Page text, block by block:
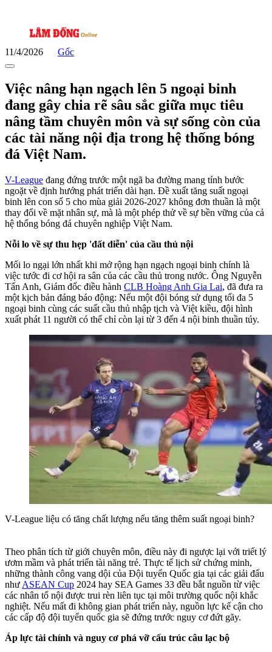
11/4/2026 Gốc
Việc nâng hạn ngạch lên 5 ngoại binh
đang gây chia rẽ sâu sắc giữa mục tiêu
nâng tầm chuyên môn và sự sống còn của
các tài năng nội địa trong hệ thống bóng
đá Việt Nam.
V-League đang đứng trước một ngã ba đường mang tính bước
ngoặt về định hướng phát triển dài hạn. Đề xuất tăng suất ngoại
binh lên con số 5 cho mùa giải 2026-2027 không đơn thuần là một
thay đổi về mặt nhân sự, mà là một phép thử về sự bền vững của cả
hệ thống bóng đá chuyên nghiệp Việt Nam.
Nỗi lo về sự thu hẹp 'đất diễn' của cầu thủ nội
Mối lo ngại lớn nhất khi mở rộng hạn ngạch ngoại binh chính là
việc tước đi cơ hội ra sân của các cầu thủ trong nước. Ông Nguyễn
Tấn Anh, Giám đốc điều hành CLB Hoàng Anh Gia Lai, đã đưa ra
một kịch bản đáng báo động: Nếu một đội bóng sử dụng tối đa 5
ngoại binh cùng các suất cầu thủ nhập tịch và Việt kiều, đội hình
xuất phát 11 người có thể chỉ còn lại từ 3 đến 4 nội binh thuần túy.
V-League liệu có tăng chất lượng nếu tăng thêm suất ngoại binh?
Theo phân tích từ giới chuyên môn, điều này đi ngược lại với triết lý
ươm mầm và phát triển tài năng trẻ. Thực tế lịch sử chứng minh,
những thành công vang dội của Đội tuyển Quốc gia tại các giải đấu
như ASEAN Cup 2024 hay SEA Games 33 đều bắt nguồn từ việc
các nhân tố nội được trui rèn liên tục tại môi trường quốc nội khắc
nghiệt. Nếu mất đi không gian phát triển này, nguồn lực kế cận cho
các cấp độ đội tuyển quốc gia sẽ đứng trước nguy cơ đứt gãy.
Áp lực tài chính và nguy cơ phá vỡ cấu trúc câu lạc bộ